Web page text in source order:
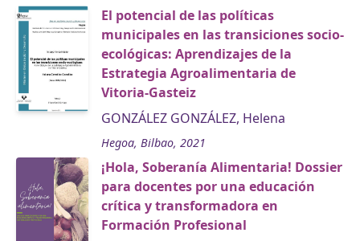
El potencial de las políticas
municipales en las transiciones socio-
ecológicas: Aprendizajes de la
Estrategia Agroalimentaria de
Vitoria-Gasteiz
GONZÁLEZ GONZÁLEZ, Helena
Hegoa, Bilbao, 2021
¡Hola, Soberanía Alimentaria! Dossier
para docentes por una educación
crítica y transformadora en
Formación Profesional